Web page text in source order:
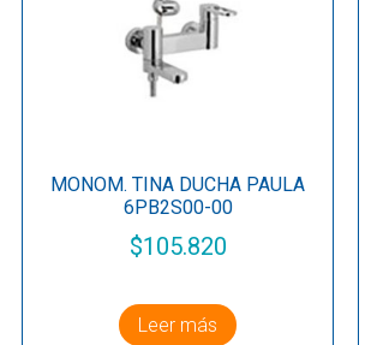
MONOM. TINA DUCHA PAULA
6PB2S00-00
$105.820
Leer más